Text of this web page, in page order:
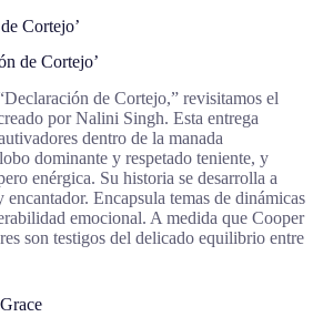
Cortejo’
de Cortejo’
de Cortejo,” revisitamos el
por Nalini Singh. Esta entrega
dentro de la manada
dominante y respetado teniente, y
enérgica. Su historia se desarrolla a
Encapsula temas de dinámicas
emocional. A medida que Cooper
son testigos del delicado equilibrio entre